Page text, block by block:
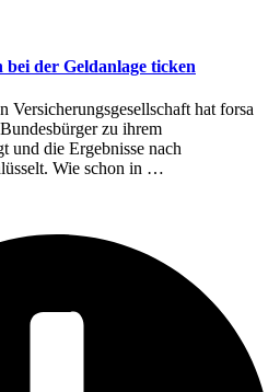
bei der Geldanlage ticken
Versicherungsgesellschaft hat forsa
zu ihrem
und die Ergebnisse nach
Wie schon in …